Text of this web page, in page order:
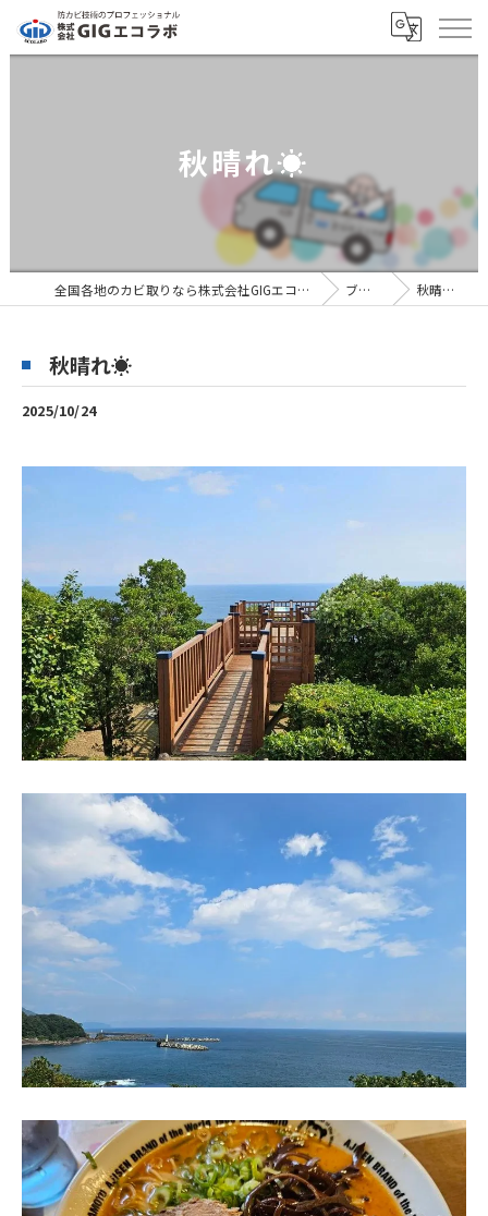
秋晴れ☀️
全国各地のカビ取りなら株式会社GIGエコラボ ブログ 秋晴れ☀️
秋晴れ☀️
2025/10/24